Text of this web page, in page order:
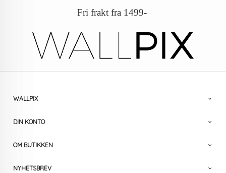
Fri frakt fra 1499-
WALLPIX
DIN KONTO
OM BUTIKKEN
NYHETSBREV